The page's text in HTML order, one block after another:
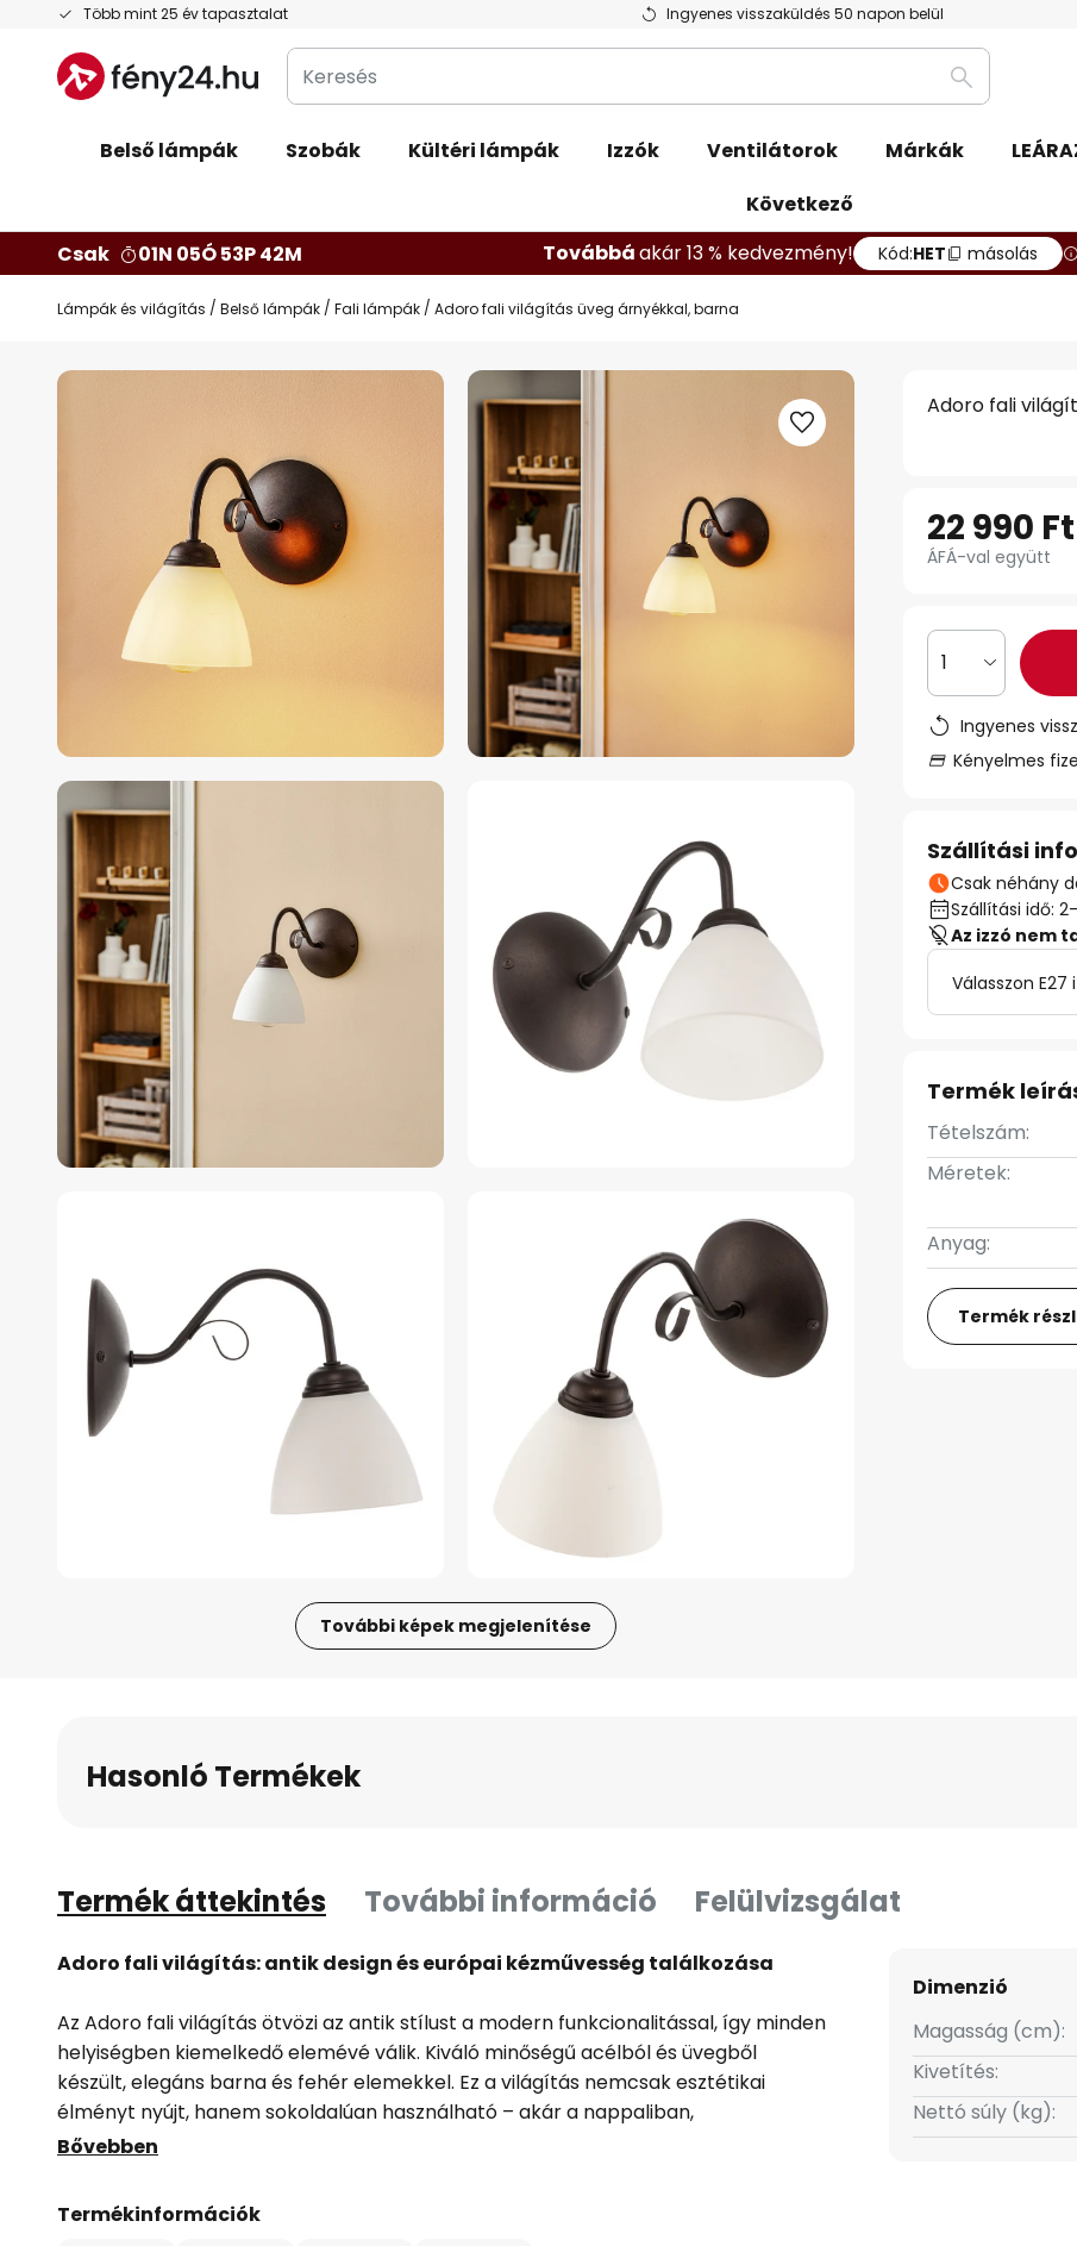
Több mint 25 év tapasztalat Ingyenes visszaküldés 50 napon belül
Ugrás
tartalomhoz
Keresés
Keresés
Belső lámpák Szobák Kültéri lámpák Izzók Ventilátorok Márkák
Következő
Csak
01N 05Ó 53P 41M Továbbáakár 13 % kedvezmény! Kód:HET másolás
Lámpák és világítás Belső lámpák Fali lámpák Adoro fali világítás üveg árnyékkal, barna
Ugrás
További képek megjelenítése
Adoro fali
22 990 Ft
ÁFÁ-val együtt
1
Ingyenes
Kényelmes
Szállítási
Csak néhány
Szállítási idő:
Az izzó nem
Válasszon E27
Termék
Tételszám:
Méretek:
Anyag:
Termék
Hasonló Termékek
Termék áttekintés További információ Felülvizsgálat
Adoro fali világítás: antik design és európai kézművesség találkozása
Az Adoro fali világítás ötvözi az antik stílust a modern funkcionalitással, így minden
helyiségben kiemelkedő elemévé válik. Kiváló minőségű acélból és üvegből
készült, elegáns barna és fehér elemekkel. Ez a világítás nemcsak esztétikai
élményt nyújt, hanem sokoldalúan használható – akár a nappaliban,
hálószobában, előszobában vagy étkezőben.
Az Adoro különleges jellemzője a dimmelhetőség, amelyet egy külső
Bővebben
Termékinformációk
Dimenzió
Magasság (cm):
Kivetítés:
Nettó súly (kg):